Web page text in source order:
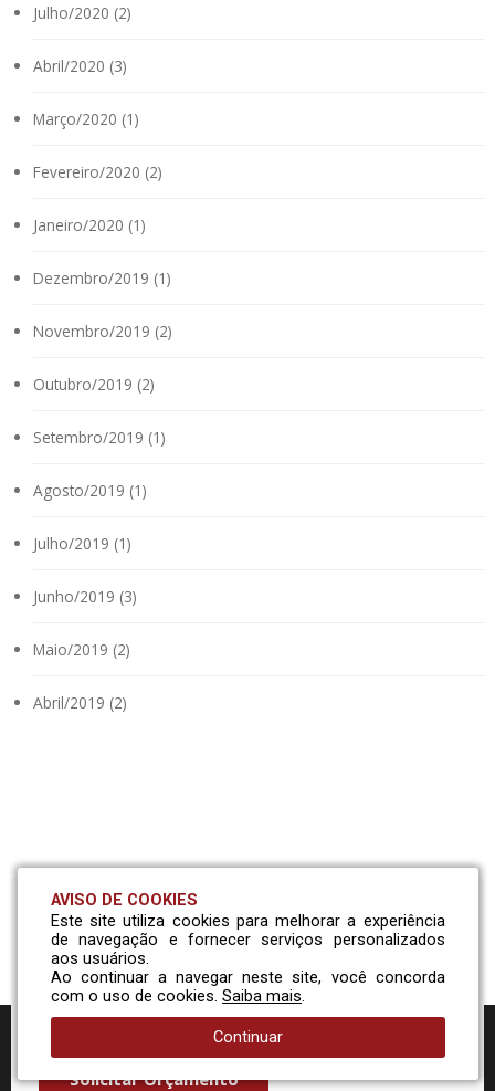
Julho/2020 (2)
Abril/2020 (3)
Março/2020 (1)
Fevereiro/2020 (2)
Janeiro/2020 (1)
Dezembro/2019 (1)
Novembro/2019 (2)
Outubro/2019 (2)
Setembro/2019 (1)
Agosto/2019 (1)
Julho/2019 (1)
Junho/2019 (3)
Maio/2019 (2)
Abril/2019 (2)
Solicite um orçamento
Entre em contato com nossa equipe comercial e conheça
Solicitar Orçamento
AVISO DE COOKIES
Este site utiliza cookies para melhorar a experiência
de navegação e fornecer serviços personalizados
aos usuários.
Ao continuar a navegar neste site, você concorda
com o uso de cookies. Saiba mais.
Continuar